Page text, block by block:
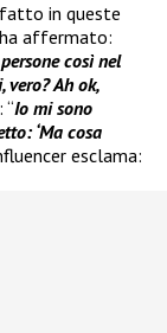
in queste
ha affermato:
così nel
Ah ok,
Io mi sono
‘Ma cosa
esclama: